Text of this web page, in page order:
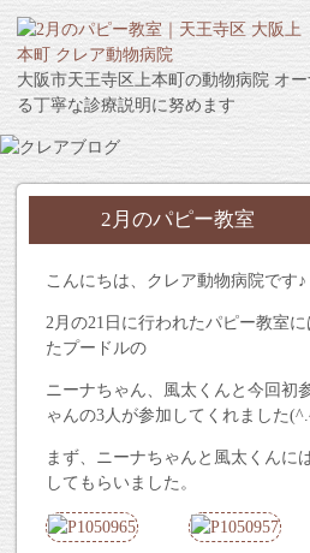
大阪市天王寺区上本町の動物病院 オ
る丁寧な診療説明に努めます
2月のパピー教室
こんにちは、クレア動物病院です♪
2月の21日に行われたパピー教室
たプードルの
ニーナちゃん、風太くんと今回初
ゃんの3人が参加してくれました
まず、ニーナちゃんと風太くんに
してもらいました。